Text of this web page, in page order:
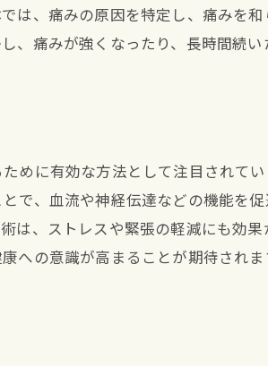
は、痛みの原因を特定し、痛みを
、痛みが強くなったり、長時間続
めに有効な方法として注目されて
で、血流や神経伝達などの機能を
は、ストレスや緊張の軽減にも効
への意識が高まることが期待され